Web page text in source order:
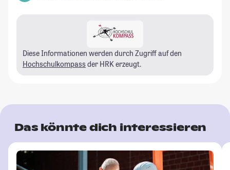
Diese Informationen werden durch Zugriff auf den
Hochschulkompass der HRK erzeugt.
Das könnte dich interessieren